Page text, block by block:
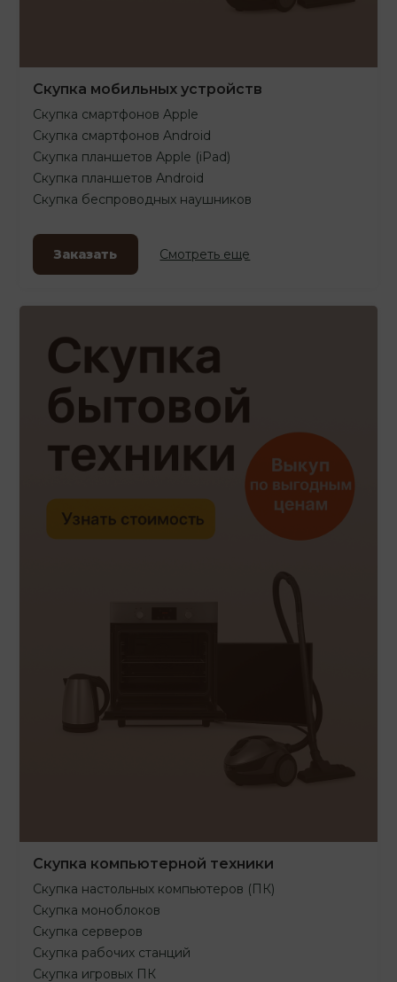
Скупка мобильных устройств
Скупка смартфонов Apple
Скупка смартфонов Android
Скупка планшетов Apple (iPad)
Скупка планшетов Android
Скупка беспроводных наушников
Заказать Смотреть еще
Скупка компьютерной техники
Скупка настольных компьютеров (ПК)
Скупка моноблоков
Скупка серверов
Скупка рабочих станций
Скупка игровых ПК